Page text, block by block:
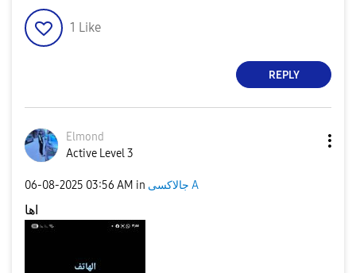
1 Like
REPLY
Elmond
Active Level 3
‎06-08-2025 03:56 AM in جالاكسى A
اها